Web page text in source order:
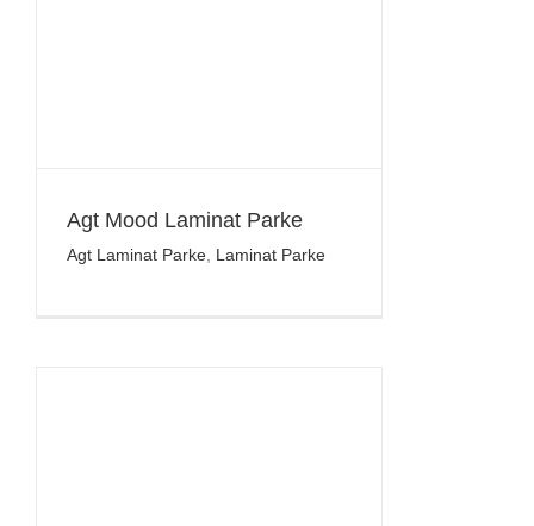
Agt Mood Laminat Parke
Agt Laminat Parke Laminat Parke